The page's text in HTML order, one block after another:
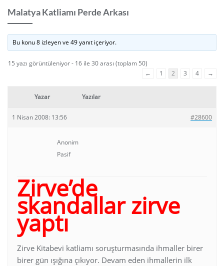
Malatya Katliamı Perde Arkası
Bu konu 8 izleyen ve 49 yanıt içeriyor.
15 yazı görüntüleniyor - 16 ile 30 arası (toplam 50)
←
1 2 3 4 →
Yazar Yazılar
1 Nisan 2008: 13:56 #28600
Anonim
Pasif
Zirve’de
skandallar zirve
yaptı
Zirve Kitabevi katliamı soruşturmasında ihmaller birer
birer gün ışığına çıkıyor. Devam eden ihmallerin ilk